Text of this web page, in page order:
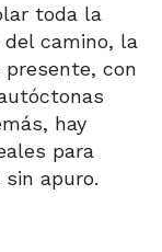
toda la
camino, la
presente, con
hay
para
apuro.